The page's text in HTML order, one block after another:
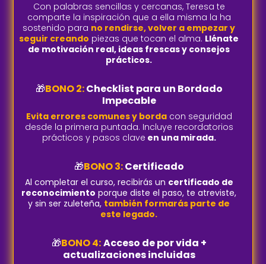
Con palabras sencillas y cercanas, Teresa te
comparte la inspiración que a ella misma la ha
sostenido para no rendirse, volver a empezar y
seguir creando piezas que tocan el alma. Llénate
de motivación real, ideas frescas y consejos
prácticos.
🎁BONO 2:Checklist para un Bordado
Impecable
Evita errores comunes y bordacon seguridad
desde la primera puntada. Incluye recordatorios
prácticos y pasos clave en una mirada.
🎁BONO 3:Certificado
Al completar el curso, recibirás un certificado de
reconocimiento porque diste el paso, te atreviste,
y sin ser zuleteña, también formarás parte de
este legado.
🎁BONO 4:Acceso de por vida +
actualizaciones incluidas